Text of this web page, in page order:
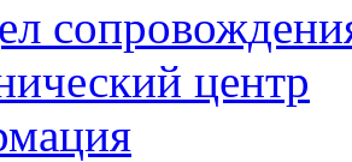
центр